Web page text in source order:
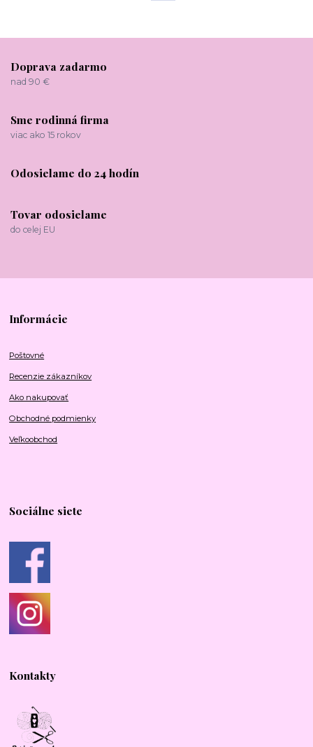
Doprava zadarmo
nad 90 €
Sme rodinná firma
viac ako 15 rokov
Odosielame do 24 hodín
Tovar odosielame
do celej EU
Informácie
Poštovné
Recenzie zákazníkov
Ako nakupovať
Obchodné podmienky
Veľkoobchod
Sociálne siete
Kontakty